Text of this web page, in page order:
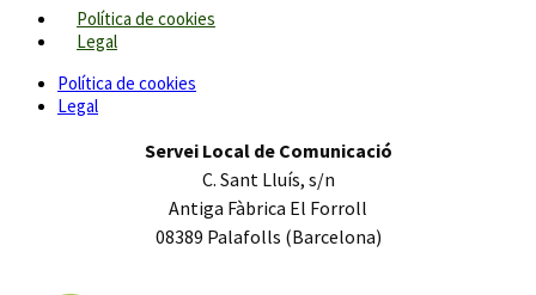
Política de cookies
Legal
Política de cookies
Legal
Servei Local de Comunicació
C. Sant Lluís, s/n
Antiga Fàbrica El Forroll
08389 Palafolls (Barcelona)